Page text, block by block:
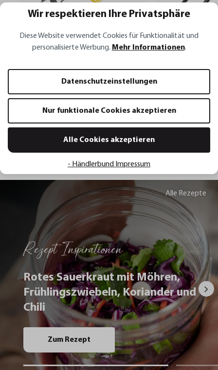
29,95 €* 35,95 €* 10,95 €*
Rezept Inspirationen
Rotes Sauerkraut mit Möhren,
Frühlingszwiebeln, Koriander und
Chili
Zum Rezept
Alle Rezepte
Wir respektieren Ihre Privatsphäre
Diese Website verwendet Cookies für Funktionalität und
personalisierte Werbung. Mehr Informationen.
Datenschutzeinstellungen
Nur funktionale Cookies akzeptieren
Alle Cookies akzeptieren
- Händlerbund Impressum